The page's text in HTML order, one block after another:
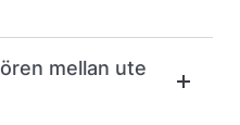
mellan ute